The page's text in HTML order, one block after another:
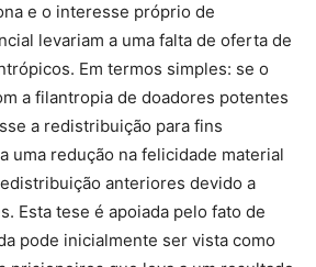
e o interesse próprio de
levariam a uma falta de oferta de
Em termos simples: se o
a filantropia de doadores potentes
a redistribuição para fins
uma redução na felicidade material
anteriores devido a
Esta tese é apoiada pelo fato de
pode inicialmente ser vista como